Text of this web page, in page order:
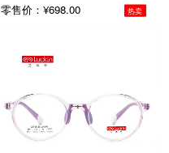
零售价：¥698.00 热卖